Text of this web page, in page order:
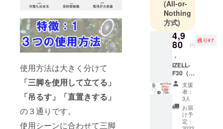
使用方法は大きく分けて
「三脚を使用して立てる」
「吊るす」「直置きする」
の３通りです。
使用シーンに合わせて三脚
ベルクレー
通信販売に
関する業務
の責任者：
お問い合わ
せ先：キャ
ンプファイ
ヤーの問合
(All-or-
Nothing
方式)
4,9
80 円
残り47
・
IZELL-
F30（ホ
ワイ
ト）×1
・本体
×1 ・三
脚×1 ・
リモコ
支援
者：
3人
お届
け予
定：